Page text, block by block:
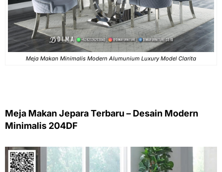
Meja Makan Minimalis Modern Alumunium Luxury Model Clarita
Meja Makan Jepara Terbaru – Desain Modern
Minimalis 204DF